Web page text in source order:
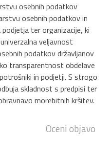
osebnih podatkov
osebnih podatkov in
ter organizacije, ki
veljavnost
podatkov državljanov
transparentnost obdelave
in podjetji. S strogo
skladnost s predpisi ter
morebitnih kršitev.
Oceni objavo